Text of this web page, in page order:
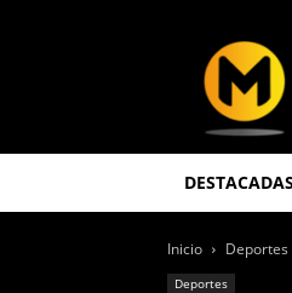
DESTACADAS
Inicio Deportes
Deportes